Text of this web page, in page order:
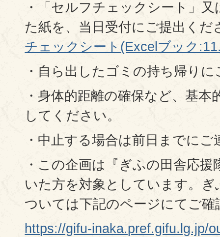
・「セルフチェックシート」
た紙を、当日受付にご提出くだ
チェックシート(Excelブック
・自ら出したゴミの持ち帰り
・身体的距離の確保など、基本
してください。
・中止する場合は前日までに
・この企画は『ぎふの田舎応
いた方を対象としています。ぎ
ついては下記のページにてご確
https://gifu-inaka.pref.gifu.lg.jp/